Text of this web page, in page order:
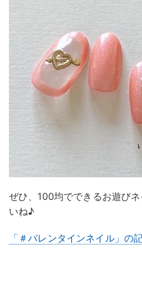
ぜひ、100均でできるお遊び
いね♪
「＃バレンタインネイル」の